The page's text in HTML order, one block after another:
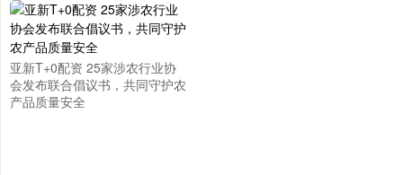
亚新T+0配资 25家涉农行业协
会发布联合倡议书，共同守护农
产品质量安全